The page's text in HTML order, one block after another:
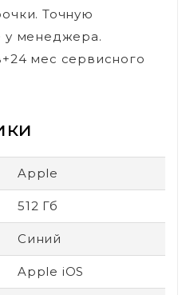
Точную
у менеджера.
мес сервисного
Apple
512 Гб
Синий
Apple iOS